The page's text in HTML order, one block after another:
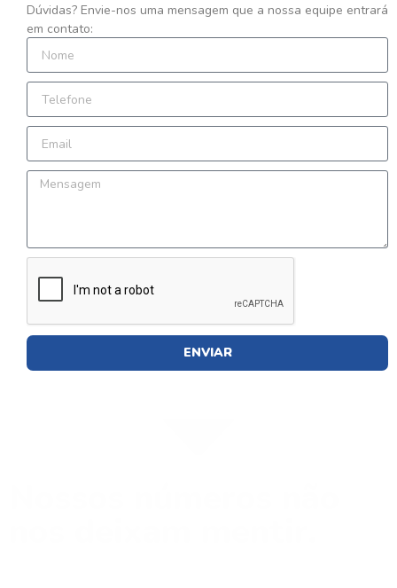
Dúvidas? Envie-nos uma mensagem que a nossa equipe entrará
em contato:
ENVIAR